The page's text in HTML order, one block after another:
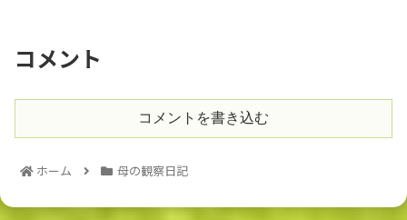
コメント
コメントを書き込む
ホーム 母の観察日記